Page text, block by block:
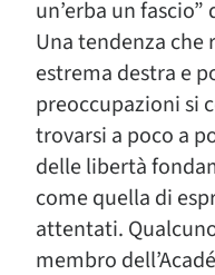
un’erba un
Una tendenza
estrema destra e
preoccupazioni si
trovarsi a poco a
delle libertà
come quella di
attentati.
membro